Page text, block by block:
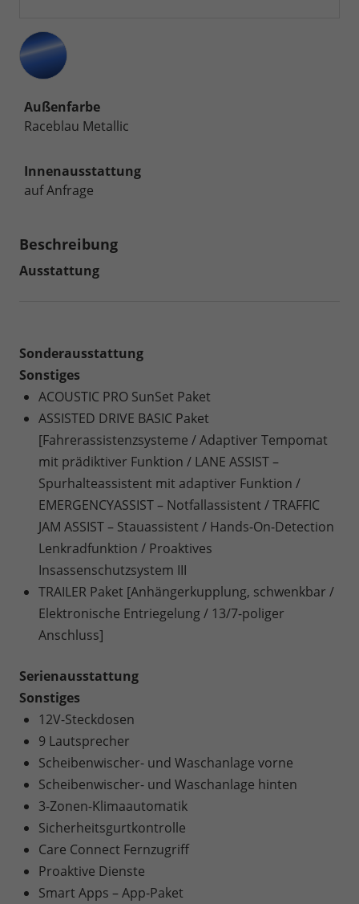
Außenfarbe
Raceblau Metallic
Innenausstattung
auf Anfrage
Beschreibung
Ausstattung
Sonderausstattung
Sonstiges
ACOUSTIC PRO SunSet Paket
ASSISTED DRIVE BASIC Paket
[Fahrerassistenzsysteme / Adaptiver Tempomat
mit prädiktiver Funktion / LANE ASSIST –
Spurhalteassistent mit adaptiver Funktion /
EMERGENCYASSIST – Notfallassistent / TRAFFIC
JAM ASSIST – Stauassistent / Hands-On-Detection
Lenkradfunktion / Proaktives
Insassenschutzsystem III
TRAILER Paket [Anhängerkupplung, schwenkbar /
Elektronische Entriegelung / 13/7-poliger
Anschluss]
Serienausstattung
Sonstiges
12V-Steckdosen
9 Lautsprecher
Scheibenwischer- und Waschanlage vorne
Scheibenwischer- und Waschanlage hinten
3-Zonen-Klimaautomatik
Sicherheitsgurtkontrolle
Care Connect Fernzugriff
Proaktive Dienste
Smart Apps – App-Paket